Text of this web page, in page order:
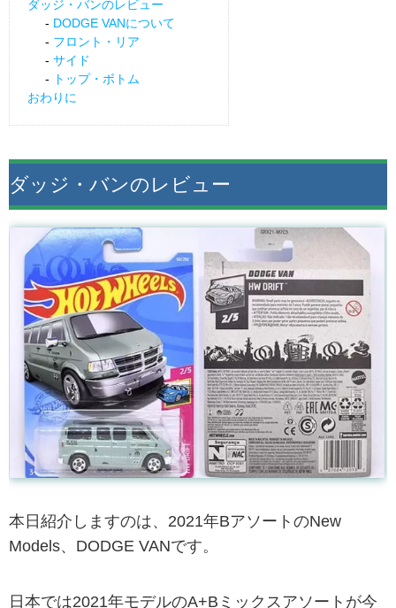
ダッジ・バンのレビュー
DODGE VANについて
フロント・リア
サイド
トップ・ボトム
おわりに
ダッジ・バンのレビュー
本日紹介しますのは、2021年BアソートのNew
Models、DODGE VANです。
日本では2021年モデルのA+Bミックスアソートが今